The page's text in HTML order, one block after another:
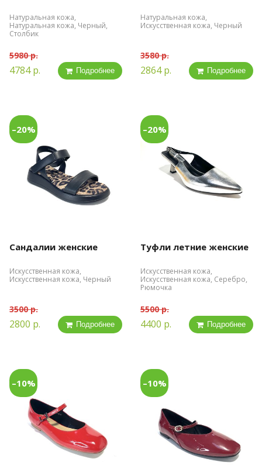
Натуральная кожа,
Натуральная кожа, Черный,
Столбик
5980 р.
4784 р. Подробнее
Натуральная кожа,
Искусственная кожа, Черный
3580 р.
2864 р. Подробнее
–20%
Сандалии женские
Искусственная кожа,
Искусственная кожа, Черный
3500 р.
2800 р. Подробнее
–20%
Туфли летние женские
Искусственная кожа,
Искусственная кожа, Серебро,
Рюмочка
5500 р.
4400 р. Подробнее
–10% –10%